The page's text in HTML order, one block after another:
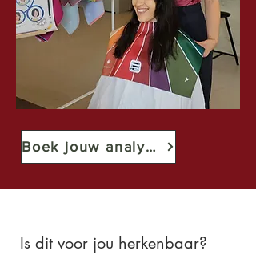
Boek jouw analyse
Is dit voor jou herkenbaar?